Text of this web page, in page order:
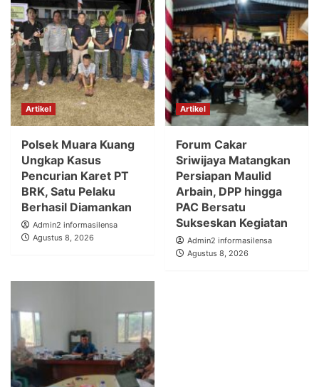
Artikel
Polsek Muara Kuang
Ungkap Kasus
Pencurian Karet PT
BRK, Satu Pelaku
Berhasil Diamankan
Admin2 informasilensa
Agustus 8, 2026
Artikel
Forum Cakar
Sriwijaya Matangkan
Persiapan Maulid
Arbain, DPP hingga
PAC Bersatu
Sukseskan Kegiatan
Admin2 informasilensa
Agustus 8, 2026